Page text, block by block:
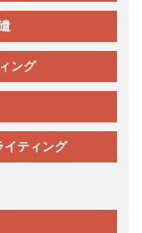
ング
イティング